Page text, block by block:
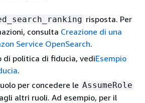
risposta. Per
consulta Creazione di una
Service OpenSearch.
di politica di fiducia, vediEsempio
.
per concedere le AssumeRole
altri ruoli. Ad esempio, per il